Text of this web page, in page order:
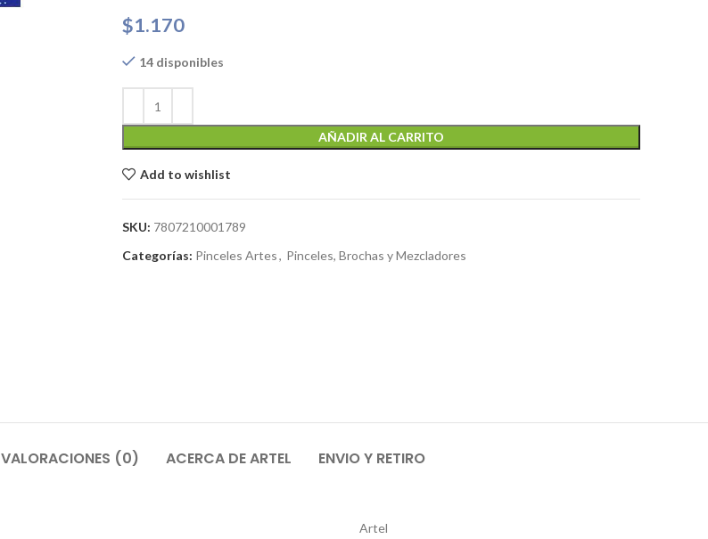
$1.170
14 disponibles
AÑADIR AL CARRITO
Add to wishlist
SKU: 7807210001789
Categorías: Pinceles Artes, Pinceles, Brochas y Mezcladores
VALORACIONES (0) ACERCA DE ARTEL ENVIO Y RETIRO
Artel